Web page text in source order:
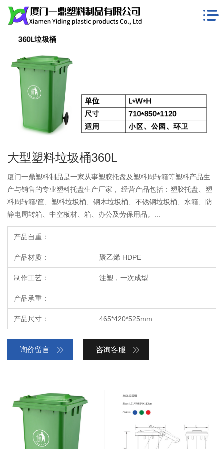
大型塑料垃圾桶360L
厦门一鼎塑料制品是一家从事塑胶托盘及塑料周转箱等塑料产品生
产与销售的专业塑料托盘生产厂家， 经营产品包括：塑胶托盘、塑
料周转箱/筐、塑料垃圾桶、钢木垃圾桶、不锈钢垃圾桶、水箱、防
静电周转箱、中空板材、箱、办公及劳保用品。...
产品自重：
产品材质： 聚乙烯 HDPE
制作工艺： 注塑，一次成型
产品承重：
产品尺寸： 465*420*525mm
询价留言 咨询客服